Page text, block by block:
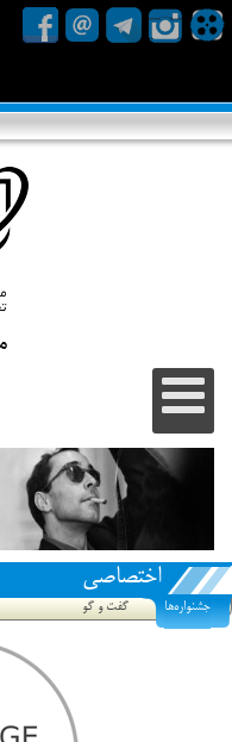
اختصاصی
جشنواره‌ها گفت و گو